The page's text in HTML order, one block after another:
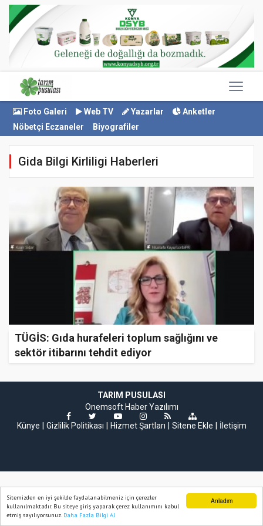
Anladım
Sitemizden en iyi şekilde faydalanabilmeniz için çerezler
kullanılmaktadır. Bu siteye giriş yaparak çerez kullanımını kabul
etmiş sayılıyorsunuz. Daha Fazla Bilgi Al
Foto Galeri Web TV Yazarlar
Anketler
Nöbetçi Eczaneler
Biyografiler
Gida Bilgi Kirliligi Haberleri
TÜGİS: Gıda hurafeleri toplum sağlığını ve
sektör itibarını tehdit ediyor
TARIM PUSULASI
Onemsoft Haber Yazılımı
Künye
Gizlilik Politikası Hizmet Şartları Sitene Ekle İletişim
Ana Sayfa Web TV